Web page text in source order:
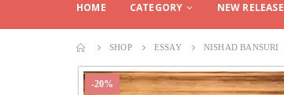
HOME CATEGORY NEW RELEASE
SHOP ESSAY NISHAD BANSURI
-20%